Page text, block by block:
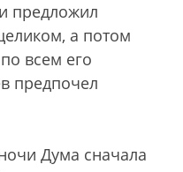
предложил
а потом
всем его
предпочел
Дума сначала